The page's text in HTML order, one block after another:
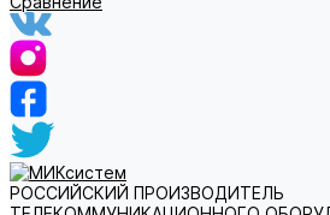
РОССИЙСКИЙ ПРОИЗВОДИТЕЛЬ